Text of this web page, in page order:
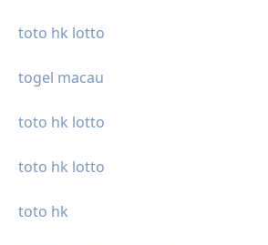
toto hk lotto
togel macau
toto hk lotto
toto hk lotto
toto hk